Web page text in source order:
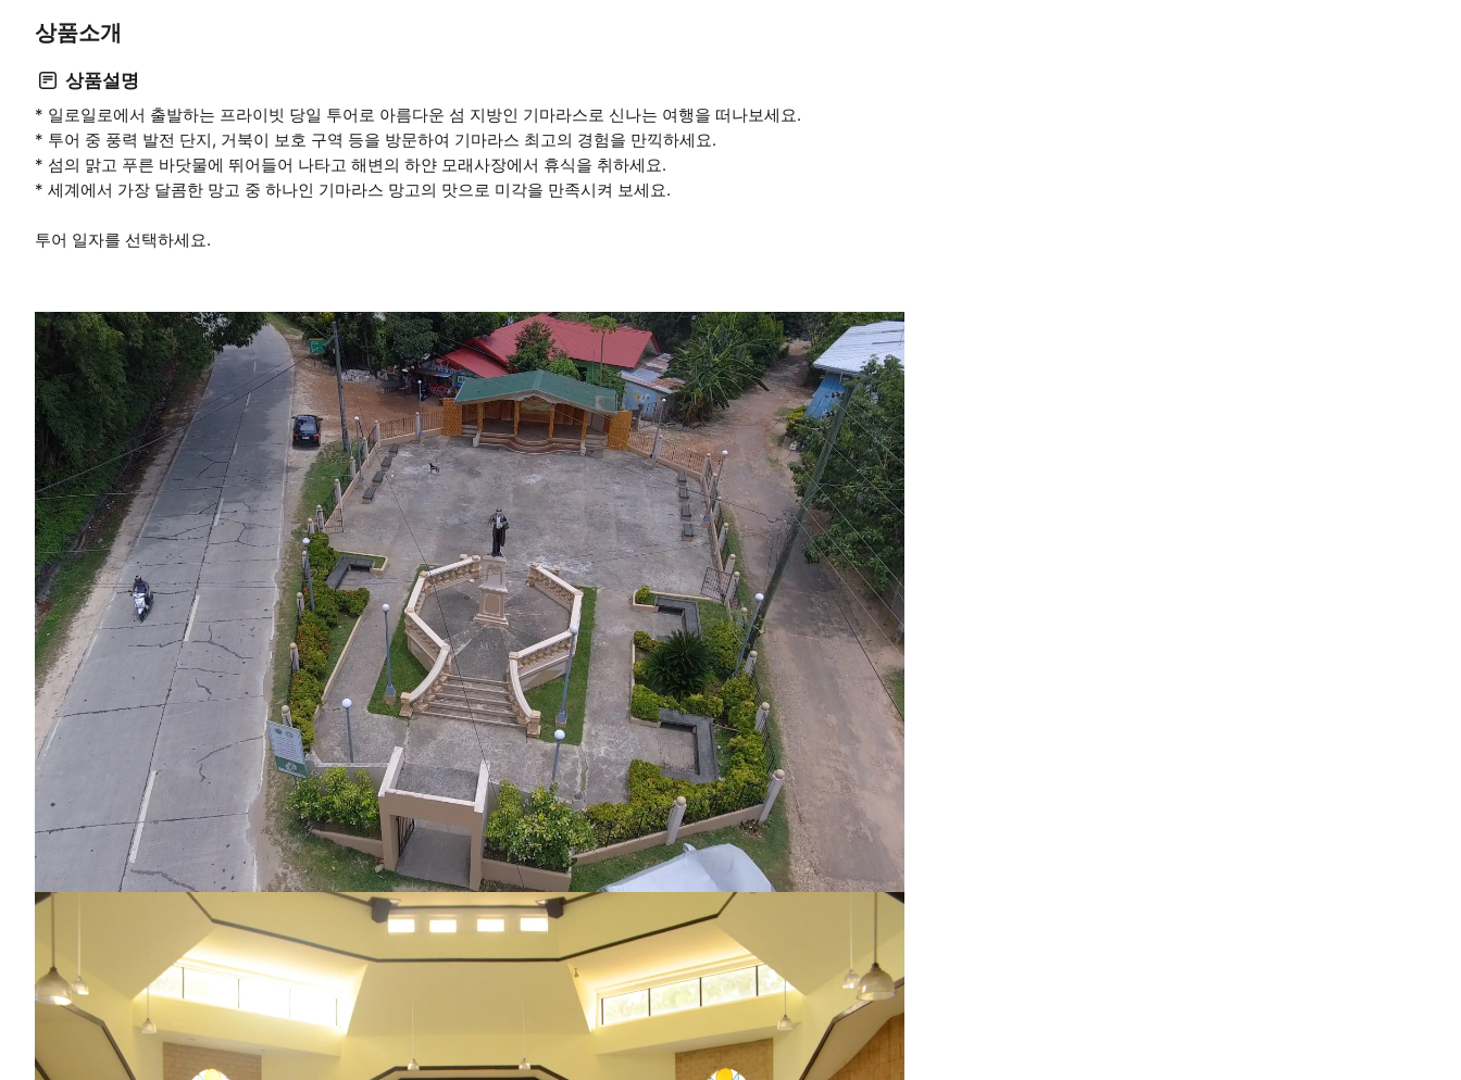
상품소개
상품설명
* 일로일로에서 출발하는 프라이빗 당일 투어로 아름다운 섬 지방인 기마라스로 신나는 여행을 떠나보세요.
* 투어 중 풍력 발전 단지, 거북이 보호 구역 등을 방문하여 기마라스 최고의 경험을 만끽하세요.
* 섬의 맑고 푸른 바닷물에 뛰어들어 나타고 해변의 하얀 모래사장에서 휴식을 취하세요.
* 세계에서 가장 달콤한 망고 중 하나인 기마라스 망고의 맛으로 미각을 만족시켜 보세요.
투어 일자를 선택하세요.